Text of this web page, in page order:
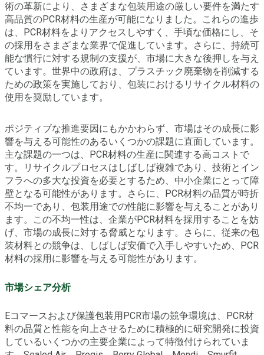
術の革新により、さまざまな包装用途の厳しい要件を満たす
高品質のPCR材料の生産が可能になりました。これらの進歩
は、PCR材料をよりアクセスしやすく、手頃な価格にし、そ
の採用をさまざまな業界で促進しています。さらに、持続可
能な慣行に対する規制の支援が、市場に大きな後押しを与え
ています。世界中の政府は、プラスチック廃棄物を削減する
ための政策を実施しており、包装におけるリサイクル材料の
使用を奨励しています。
ポジティブな推進要因にもかかわらず、市場はその成長に影
響を与える可能性のあるいくつかの課題に直面しています。
主な課題の一つは、PCR材料の生産に関連する高コストで
す。リサイクルプロセスはしばしば複雑であり、技術とイン
フラへの多大な投資を必要とするため、中小企業にとって障
壁となる可能性があります。さらに、PCR材料の品質が時折
不均一であり、包装用途での性能に影響を与えることがあり
ます。この不均一性は、企業がPCR材料を採用することを妨
げ、市場の成長に対する脅威となります。さらに、従来の包
装材料との競争は、しばしば安価で入手しやすいため、PCR
材料の採用に影響を与える可能性があります。
市場シェア分析
Eコマースおよび保護包装用PCR市場の競争環境は、PCR材
料の品質と性能を向上させるために積極的に研究開発に投資
しているいくつかの主要企業によって特徴付けられていま